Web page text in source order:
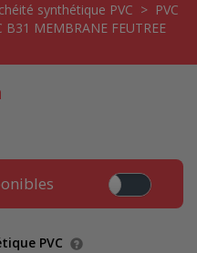
synthétique PVC > PVC
B31 MEMBRANE FEUTREE
PVC